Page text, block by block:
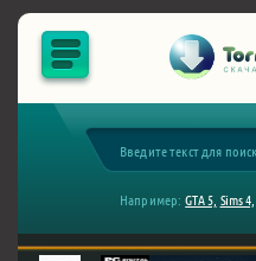
Например: GTA 5, Sims 4,